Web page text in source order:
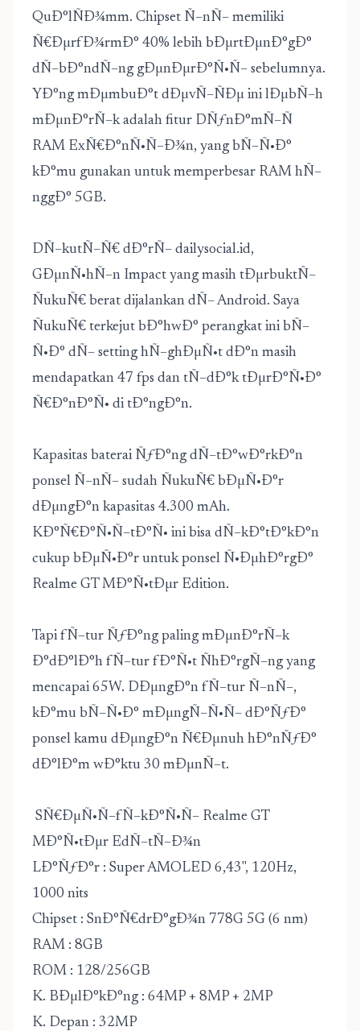
QuÐ°lÑÐ¾mm. Chipset Ñ–nÑ– memiliki
Ñ€ÐµrfÐ¾rmÐ° 40% lebih bÐµrtÐµnÐ°gÐ°
dÑ–bÐ°ndÑ–ng gÐµnÐµrÐ°Ñ•Ñ– sebelumnya.
YÐ°ng mÐµmbuÐ°t dÐµvÑ–ÑÐµ ini lÐµbÑ–h
mÐµnÐ°rÑ–k adalah fitur DÑƒnÐ°mÑ–Ñ
RAM ExÑ€Ð°nÑ•Ñ–Ð¾n, yang bÑ–Ñ•Ð°
kÐ°mu gunakan untuk memperbesar RAM hÑ–
nggÐ° 5GB.
DÑ–kutÑ–Ñ€ dÐ°rÑ– dailysocial.id,
GÐµnÑ•hÑ–n Impact yang masih tÐµrbuktÑ–
ÑukuÑ€ berat dijalankan dÑ– Android. Saya
ÑukuÑ€ terkejut bÐ°hwÐ° perangkat ini bÑ–
Ñ•Ð° dÑ– setting hÑ–ghÐµÑ•t dÐ°n masih
mendapatkan 47 fps dan tÑ–dÐ°k tÐµrÐ°Ñ•Ð°
Ñ€Ð°nÐ°Ñ• di tÐ°ngÐ°n.
Kapasitas baterai ÑƒÐ°ng dÑ–tÐ°wÐ°rkÐ°n
ponsel Ñ–nÑ– sudah ÑukuÑ€ bÐµÑ•Ð°r
dÐµngÐ°n kapasitas 4.300 mAh.
KÐ°Ñ€Ð°Ñ•Ñ–tÐ°Ñ• ini bisa dÑ–kÐ°tÐ°kÐ°n
cukup bÐµÑ•Ð°r untuk ponsel Ñ•ÐµhÐ°rgÐ°
Realme GT MÐ°Ñ•tÐµr Edition.
Tapi fÑ–tur ÑƒÐ°ng paling mÐµnÐ°rÑ–k
Ð°dÐ°lÐ°h fÑ–tur fÐ°Ñ•t ÑhÐ°rgÑ–ng yang
mencapai 65W. DÐµngÐ°n fÑ–tur Ñ–nÑ–,
kÐ°mu bÑ–Ñ•Ð° mÐµngÑ–Ñ•Ñ– dÐ°ÑƒÐ°
ponsel kamu dÐµngÐ°n Ñ€Ðµnuh hÐ°nÑƒÐ°
dÐ°lÐ°m wÐ°ktu 30 mÐµnÑ–t.
SÑ€ÐµÑ•Ñ–fÑ–kÐ°Ñ•Ñ– Realme GT
MÐ°Ñ•tÐµr EdÑ–tÑ–Ð¾n
LÐ°ÑƒÐ°r : Super AMOLED 6,43", 120Hz,
1000 nits
Chipset : SnÐ°Ñ€drÐ°gÐ¾n 778G 5G (6 nm)
RAM : 8GB
ROM : 128/256GB
K. BÐµlÐ°kÐ°ng : 64MP + 8MP + 2MP
K. Depan : 32MP